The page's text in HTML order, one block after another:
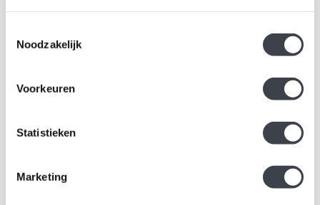
Noodzakelijk
Voorkeuren
Statistieken
Marketing
'Brains Mind Set' door Bertil
Intermezzo serie van